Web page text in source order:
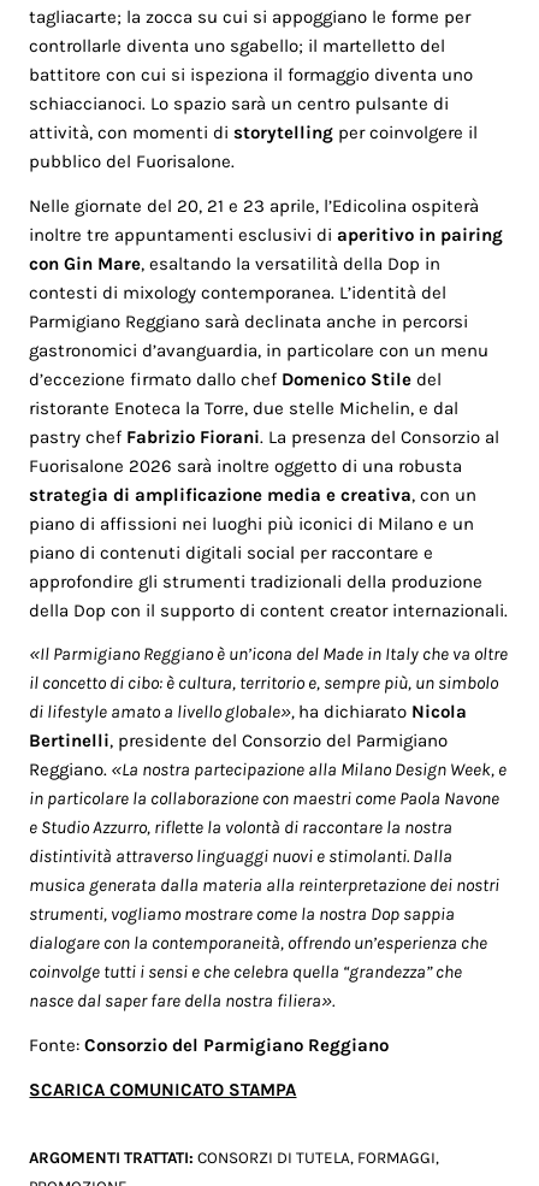
tagliacarte; la zocca su cui si appoggiano le forme per
controllarle diventa uno sgabello; il martelletto del
battitore con cui si ispeziona il formaggio diventa uno
schiaccianoci. Lo spazio sarà un centro pulsante di
attività, con momenti distorytelling per coinvolgere il
pubblico del Fuorisalone.
Nelle giornate del 20, 21 e 23 aprile, l’Edicolina ospiterà
inoltre tre appuntamenti esclusivi diaperitivo in pairing
con Gin Mare, esaltando la versatilità della Dop in
contesti di mixology contemporanea. L’identità del
Parmigiano Reggiano sarà declinata anche in percorsi
gastronomici d’avanguardia, in particolare con un menu
d’eccezione firmato dallo chef Domenico Stile del
ristorante Enoteca la Torre, due stelle Michelin, e dal
pastry chef Fabrizio Fiorani. La presenza del Consorzio al
Fuorisalone 2026 sarà inoltre oggetto di una robusta
strategia di amplificazione media e creativa, con un
piano di affissioni nei luoghi più iconici di Milano e un
piano di contenuti digitali social per raccontare e
approfondire gli strumenti tradizionali della produzione
della Dop con il supporto di content creator internazionali.
«Il Parmigiano Reggiano è un’icona del Made in Italy che va oltre
il concetto di cibo: è cultura, territorio e, sempre più, un simbolo
di lifestyle amato a livello globale», ha dichiarato Nicola
Bertinelli, presidente del Consorzio del Parmigiano
Reggiano. «La nostra partecipazione alla Milano Design Week, e
in particolare la collaborazione con maestri come Paola Navone
e Studio Azzurro, riflette la volontà di raccontare la nostra
distintività attraverso linguaggi nuovi e stimolanti. Dalla
musica generata dalla materia alla reinterpretazione dei nostri
strumenti, vogliamo mostrare come la nostra Dop sappia
dialogare con la contemporaneità, offrendo un’esperienza che
coinvolge tutti i sensi e che celebra quella “grandezza” che
nasce dal saper fare della nostra filiera».
Fonte:Consorzio del Parmigiano Reggiano
SCARICA COMUNICATO STAMPA
ARGOMENTI TRATTATI:CONSORZI DI TUTELA, FORMAGGI,